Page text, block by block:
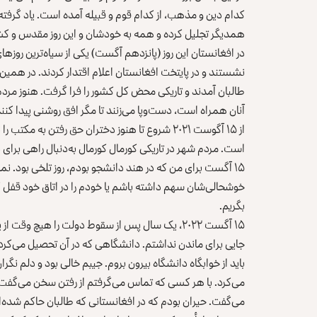
کدام دین و مذهب، از کدام قوم و قبیله آمده است. یاد
همدیگر تجلیل کرده و همه به خودشان و این روز مقدس و
نشستند و در پایتخت افغانستان اعلام اقتدار کردند. در
طالبان آمدند و تاریکی محض کل کشور را فرا گرفت. هنوز
آنان همراه است، دست‌وپا می‌زنند تا مگر افق روشنی پیدا
از ۱۵ آگوست ۲۰۲۱ شروع تا هنوز دختران حق رفتن
است. مردم شهر در تاریکی کورمال کورمال به‌دنبال راهی
۱۵ آگست برای من که در هند دانشجو بودم، روز تلخی
خوشحالی‌شان سهم داشته باشم یا خودم را در اتاق خود
بگریم.
۱۵ آگست ۲۰۲۲، یک‌ سال پس از سقوط دولت را هیچ
جایی برای ماندن نداشتم. دانشگاهی که در آن تحصیل
باید از خوابگاه دانشگاه بیرون بروم. جیبم خالی بود و دلم
می‌کرد. با هر کسی که تماس می‌گرفتم از رفتن سخن می‌گفت.
می‌گفت. حیران بودم که در افغانستانی که طالبان حاکم